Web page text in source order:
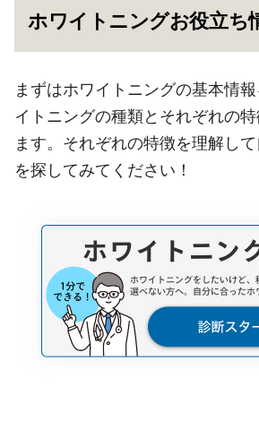
ホワイトニングお役立ち
まずはホワイトニングの基本情
イトニングの種類とそれぞれの
ます。それぞれの特徴を理解し
を探してみてください！